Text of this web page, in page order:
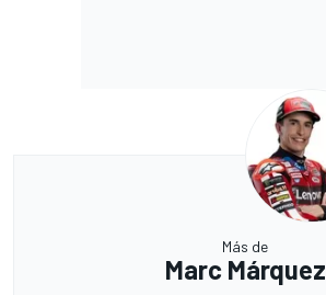
Más de
Marc Márquez